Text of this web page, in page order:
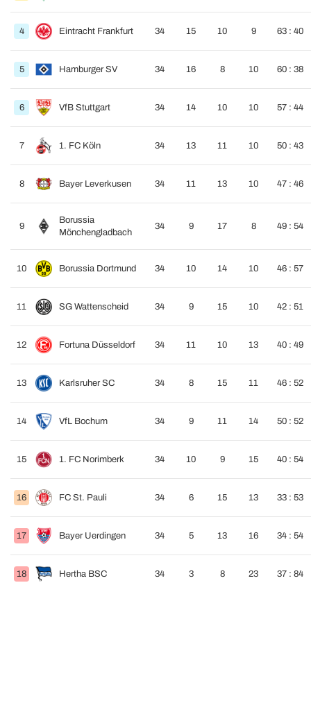
4 Eintracht Frankfurt 34 15 10 9 63 : 40
5 Hamburger SV 34 16 8 10 60 : 38
6 VfB Stuttgart 34 14 10 10 57 : 44
7 1. FC Köln 34 13 11 10 50 : 43
8 Bayer Leverkusen 34 11 13 10 47 : 46
9
Borussia
Mönchengladbach
34 9 17 8 49 : 54
10 Borussia Dortmund 34 10 14 10 46 : 57
11 SG Wattenscheid 34 9 15 10 42 : 51
12 Fortuna Düsseldorf 34 11 10 13 40 : 49
13 Karlsruher SC 34 8 15 11 46 : 52
14 VfL Bochum 34 9 11 14 50 : 52
15 1. FC Norimberk 34 10 9 15 40 : 54
16 FC St. Pauli 34 6 15 13 33 : 53
17 Bayer Uerdingen 34 5 13 16 34 : 54
18 Hertha BSC 34 3 8 23 37 : 84